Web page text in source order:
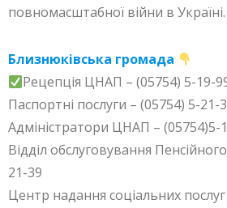
повномасштабної війни в Україні.
Близнюківська громада
Рецепція ЦНАП – (05754) 5-19-
Паспортні послуги – (05754) 5-21-
Адміністратори ЦНАП – (05754)5-
Відділ обслуговування
21-39
Центр надання соціальних